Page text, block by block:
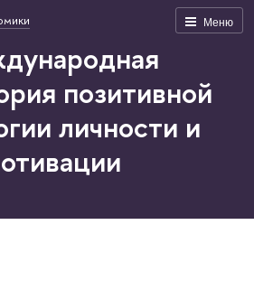
Меню
позитивной
личности и